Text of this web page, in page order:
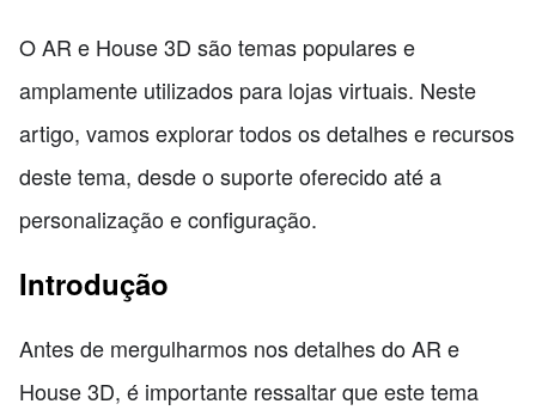
O AR e House 3D são temas populares e
amplamente utilizados para lojas virtuais. Neste
artigo, vamos explorar todos os detalhes e recursos
deste tema, desde o suporte oferecido até a
personalização e configuração.
Introdução
Antes de mergulharmos nos detalhes do AR e
House 3D, é importante ressaltar que este tema